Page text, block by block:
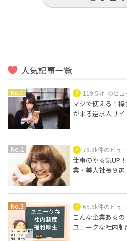
人気記事一覧
119.5k件のビュ
マジで使える！
が来る逆求人サイ
78.8k件のビュー
仕事のやる気UP
業・美人社長９選
65.6k件のビュー
こんな企業ある
ユニークな社内